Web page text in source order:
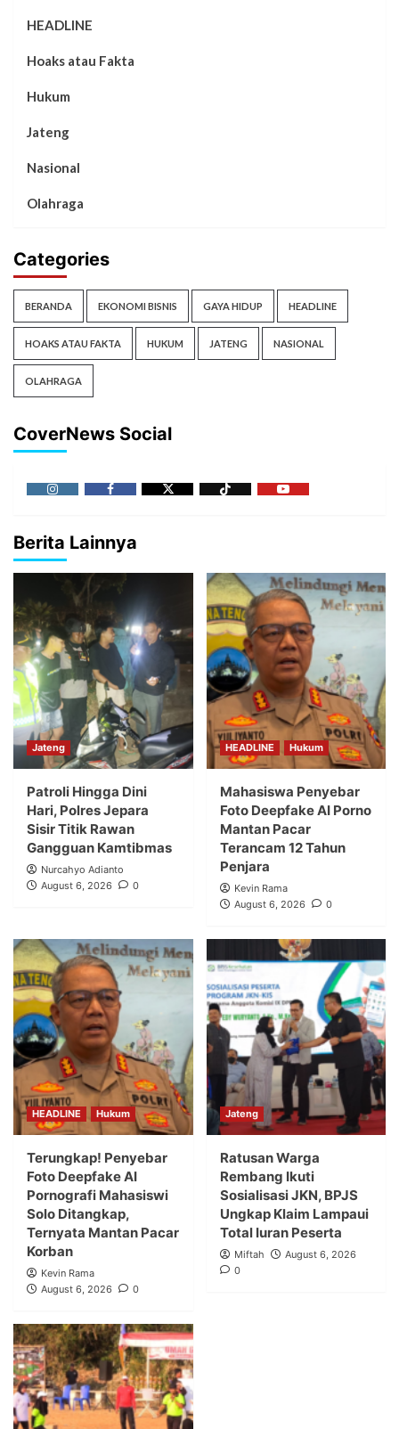
HEADLINE
Hoaks atau Fakta
Hukum
Jateng
Nasional
Olahraga
Categories
BERANDA EKONOMI BISNIS GAYA HIDUP HEADLINE
HOAKS ATAU FAKTA HUKUM JATENG NASIONAL
OLAHRAGA
CoverNews Social
Berita Lainnya
Jateng
Patroli Hingga Dini
Hari, Polres Jepara
Sisir Titik Rawan
Gangguan Kamtibmas
Nurcahyo Adianto
August 6, 2026
0
HEADLINE Hukum
Mahasiswa Penyebar
Foto Deepfake AI Porno
Mantan Pacar
Terancam 12 Tahun
Penjara
Kevin Rama
August 6, 2026
0
HEADLINE Hukum
Terungkap! Penyebar
Foto Deepfake AI
Pornografi Mahasiswi
Solo Ditangkap,
Ternyata Mantan Pacar
Korban
Kevin Rama
August 6, 2026
0
Jateng
Ratusan Warga
Rembang Ikuti
Sosialisasi JKN, BPJS
Ungkap Klaim Lampaui
Total Iuran Peserta
Miftah
August 6, 2026
0